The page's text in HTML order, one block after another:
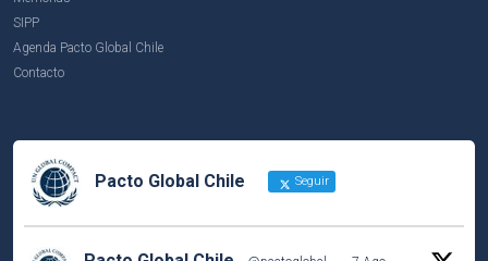
SIPP
Agenda Pacto Global Chile
Contacto
Pacto Global Chile Seguir